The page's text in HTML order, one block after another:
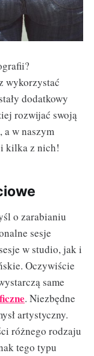
wykorzystać
dodatkowy
rozwijać swoją
a w naszym
kilka z nich!
o zarabianiu
sesje
w studio, jak i
Oczywiście
same
. Niezbędne
artystyczny.
różnego rodzaju
tego typu